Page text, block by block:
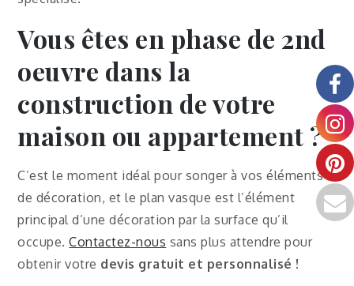
Vous êtes en phase de 2nd
oeuvre dans la
construction de votre
maison ou appartement ?
C’est le moment idéal pour songer à vos éléments
de décoration, et le plan vasque est l’élément
principal d’une décoration par la surface qu’il
occupe.Contactez-nous sans plus attendre pour
obtenir votre devis gratuit et personnalisé !